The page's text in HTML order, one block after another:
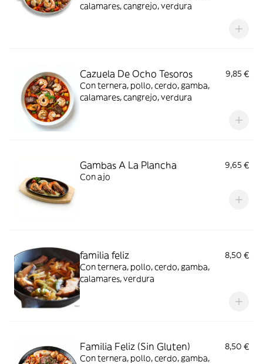
calamares, cangrejo, verdura
Cazuela De Ocho Tesoros
9,85 €
Con ternera, pollo, cerdo, gamba,
calamares, cangrejo, verdura
Gambas A La Plancha
9,65 €
Con ajo
familia feliz
8,50 €
Con ternera, pollo, cerdo, gamba,
calamares, verdura
Familia Feliz (Sin Gluten)
8,50 €
Con ternera, pollo, cerdo, gamba,